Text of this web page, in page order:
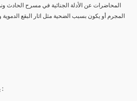
المحاضرات عن الأدلة الجنائية في مسرح الحادث
المجرم أو يكون بسبب الضحية مثل اثار البقع
يستطيع الدارس لهذه الدورة أن :